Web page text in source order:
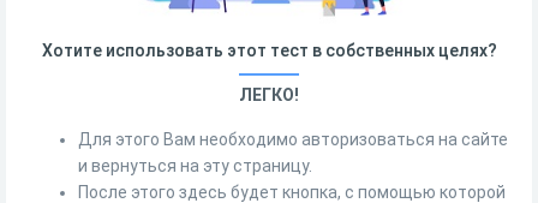
Хотите использовать этот тест в собственных целях?
ЛЕГКО!
Для этого Вам необходимо авторизоваться на сайте
и вернуться на эту страницу.
После этого здесь будет кнопка, с помощью которой